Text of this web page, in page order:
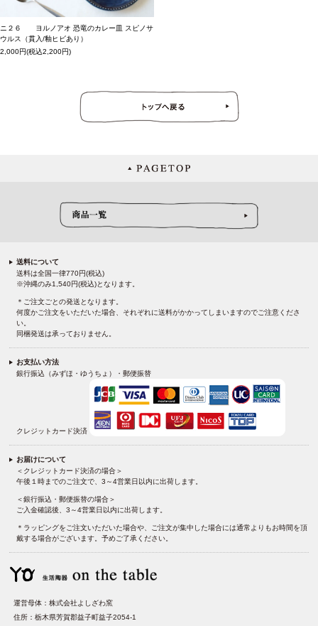
ニ２６ ヨルノアオ 恐竜のカレー皿 スピノサ
ウルス（貫入/釉ヒビあり）
2,000円(税込2,200円)
送料について
送料は全国一律770円(税込)
※沖縄のみ1,540円(税込)となります。
＊ご注文ごとの発送となります。
何度かご注文をいただいた場合、それぞれに送料がかかってしまいますのでご注意くださ
い。
同梱発送は承っておりません。
お支払い方法
銀行振込（みずほ・ゆうちょ）・郵便振替
クレジットカード決済
お届けについて
＜クレジットカード決済の場合＞
午後１時までのご注文で、3～4営業日以内に出荷します。
＜銀行振込・郵便振替の場合＞
ご入金確認後、3～4営業日以内に出荷します。
＊ラッピングをご注文いただいた場合や、ご注文が集中した場合には通常よりもお時間を頂
戴する場合がございます。予めご了承ください。
運営母体：株式会社よしざわ窯
住所：栃木県芳賀郡益子町益子2054-1